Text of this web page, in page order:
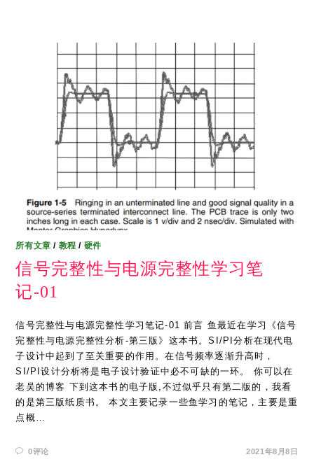
所有文章 / 教程 / 硬件
信号完整性与电源完整性学习笔
记-01
信号完整性与电源完整性学习笔记-01 前言 鱼最近在学习《信号
完整性与电源完整性分析-第三版》这本书。SI/PI分析在现代电
子设计中起到了至关重要的作用。在信号频率逐渐升高时，
SI/PI设计分析将是电子设计验证中必不可缺的一环。 你可以在
老吴的博客 下到这本书的电子版,不过似乎只有第二版的，我看
的是第三版纸质书。 本文主要记录一些鱼学习的笔记，主要是重
点概…
0评论 2021年8月8日